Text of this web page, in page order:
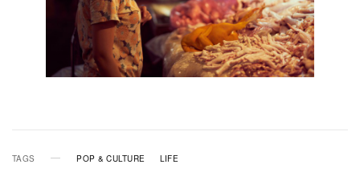
TAGS POP & CULTURE LIFE